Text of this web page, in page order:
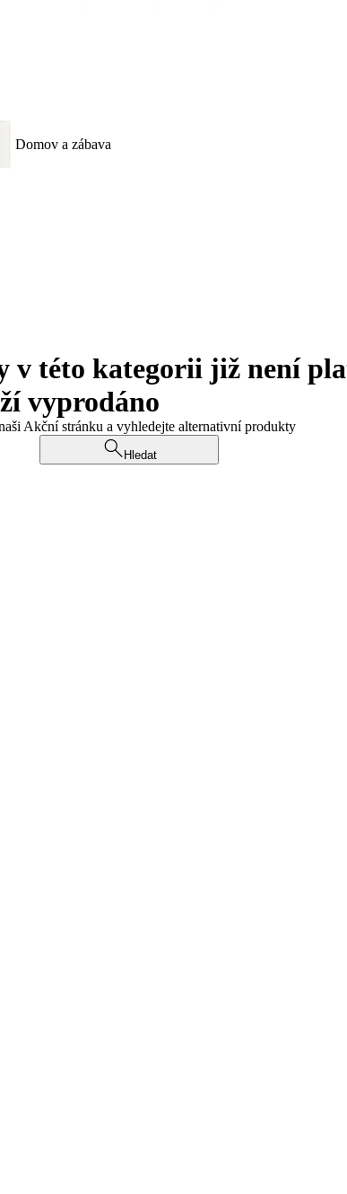
Domov a zábava
v této kategorii již není
vyprodáno
Akční stránku a vyhledejte alternativní produkty
Hledat